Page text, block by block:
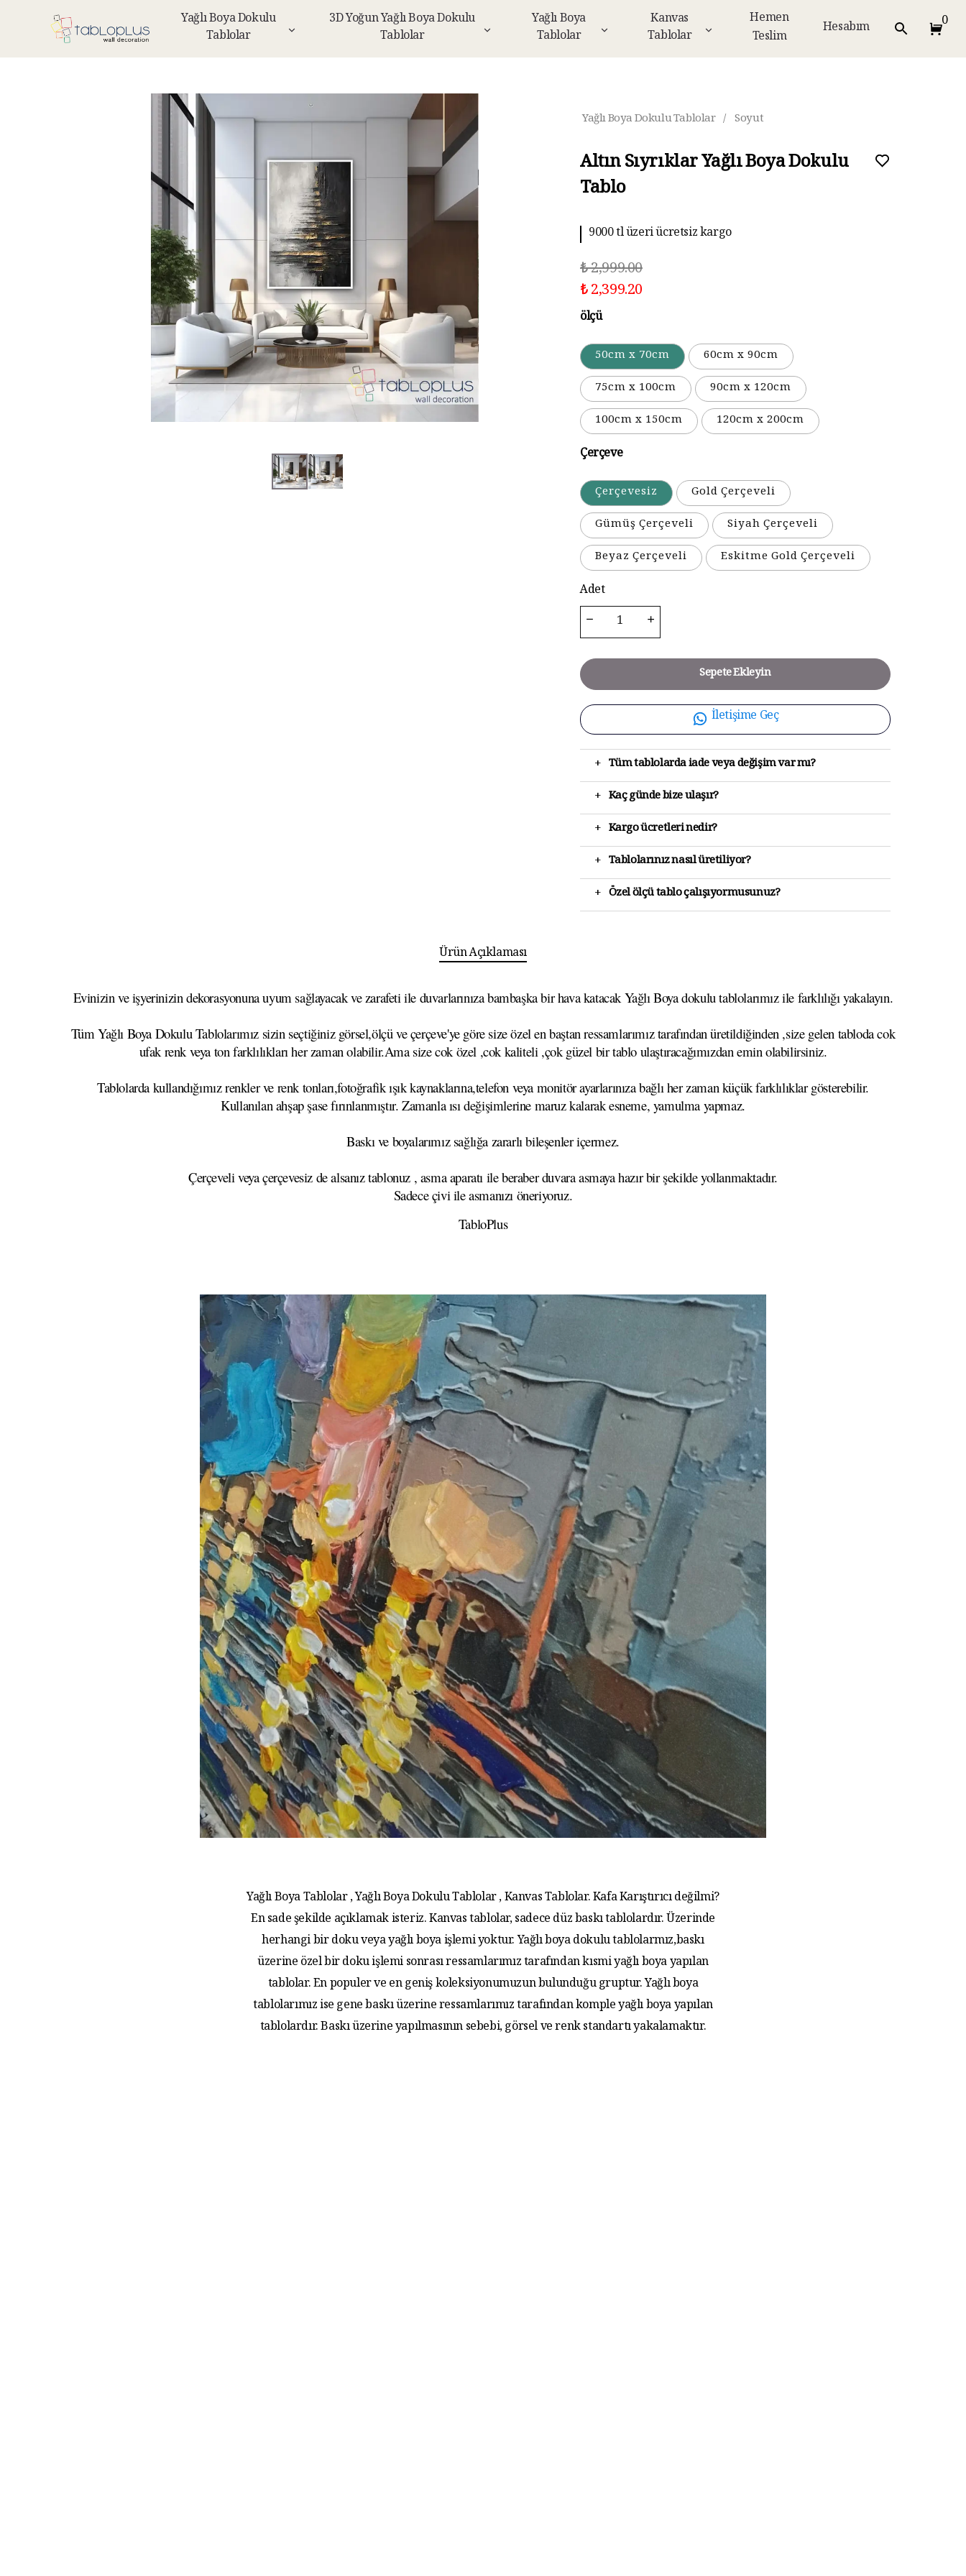
Yağlı Boya Dokulu
Tablolar
3D Yoğun Yağlı Boya Dokulu
Tablolar
Yağlı Boya
Tablolar
Kanvas
Tablolar
Hemen
Teslim
Hesabım 0
Yağlı Boya Dokulu Tablolar / Soyut
Altın Sıyrıklar Yağlı Boya Dokulu
Tablo
9000 tl üzeri ücretsiz kargo
₺ 2,999.00
₺ 2,399.20
ölçü
50cm x 70cm
60cm x 90cm
75cm x 100cm
90cm x 120cm
100cm x 150cm
120cm x 200cm
Çerçeve
Çerçevesiz
Gold Çerçeveli
Gümüş Çerçeveli
Siyah Çerçeveli
Beyaz Çerçeveli
Eskitme Gold Çerçeveli
Adet
Sepete Ekleyin
İletişime Geç
+ Tüm tablolarda iade veya değişim var mı?
+ Kaç günde bize ulaşır?
+ Kargo ücretleri nedir?
+ Tablolarınız nasıl üretiliyor?
+ Özel ölçü tablo çalışıyormusunuz?
Ürün Açıklaması
Evinizin ve işyerinizin dekorasyonuna uyum sağlayacak ve zarafeti ile duvarlarınıza bambaşka bir hava katacak Yağlı Boya dokulu tablolarımız ile farklılığı yakalayın.
Tüm Yağlı Boya Dokulu Tablolarımız sizin seçtiğiniz görsel,ölçü ve çerçeve'ye göre size özel en baştan ressamlarımız tarafından üretildiğinden ,size gelen tabloda cok
ufak renk veya ton farklılıkları her zaman olabilir.Ama size cok özel ,cok kaliteli ,çok güzel bir tablo ulaştıracağımızdan emin olabilirsiniz.
Tablolarda kullandığımız renkler ve renk tonları,fotoğrafik ışık kaynaklarına,telefon veya monitör ayarlarınıza bağlı her zaman küçük farklılıklar gösterebilir.
Kullanılan ahşap şase fırınlanmıştır. Zamanla ısı değişimlerine maruz kalarak esneme, yamulma yapmaz.
Baskı ve boyalarımız sağlığa zararlı bileşenler içermez.
Çerçeveli veya çerçevesiz de alsanız tablonuz , asma aparatı ile beraber duvara asmaya hazır bir şekilde yollanmaktadır.
Sadece çivi ile asmanızı öneriyoruz.
TabloPlus
Yağlı Boya Tablolar , Yağlı Boya Dokulu Tablolar , Kanvas Tablolar. Kafa Karıştırıcı değilmi?
En sade şekilde açıklamak isteriz. Kanvas tablolar, sadece düz baskı tablolardır. Üzerinde
herhangi bir doku veya yağlı boya işlemi yoktur. Yağlı boya dokulu tablolarmız,baskı
üzerine özel bir doku işlemi sonrası ressamlarımız tarafından kısmi yağlı boya yapılan
tablolar. En populer ve en geniş koleksiyonumuzun bulunduğu gruptur. Yağlı boya
tablolarımız ise gene baskı üzerine ressamlarımız tarafından komple yağlı boya yapılan
tablolardır. Baskı üzerine yapılmasının sebebi, görsel ve renk standartı yakalamaktır.